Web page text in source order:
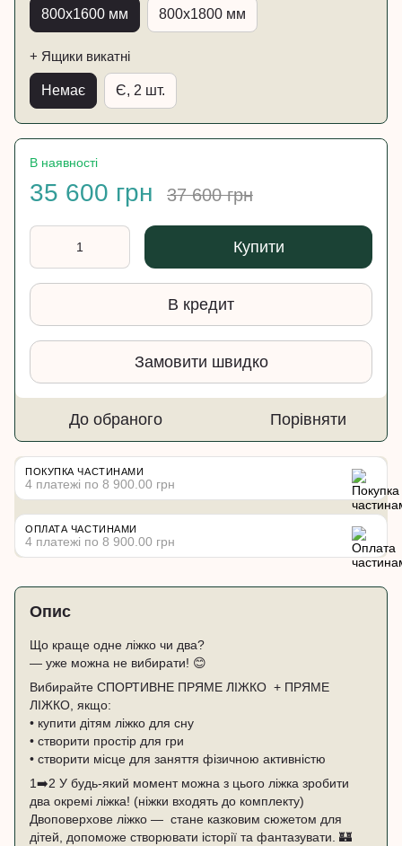
800х1600 мм 800х1800 мм
+ Ящики викатні
Немає Є, 2 шт.
В наявності
35 600 грн 37 600 грн
Купити
В кредит
Замовити швидко
До обраного Порівняти
ПОКУПКА ЧАСТИНАМИ
4 платежі по 8 900.00 грн
ОПЛАТА ЧАСТИНАМИ
4 платежі по 8 900.00 грн
Опис
Що краще одне ліжко чи два?
— уже можна не вибирати! 😊
Вибирайте СПОРТИВНЕ ПРЯМЕ ЛІЖКО + ПРЯМЕ
ЛІЖКО, якщо:
• купити дітям ліжко для сну
• створити простір для гри
• створити місце для заняття фізичною активністю
1➡️2 У будь-який момент можна з цього ліжка зробити
два окремі ліжка! (ніжки входять до комплекту)
Двоповерхове ліжко — стане казковим сюжетом для
дітей, допоможе створювати історії та фантазувати. 🏰